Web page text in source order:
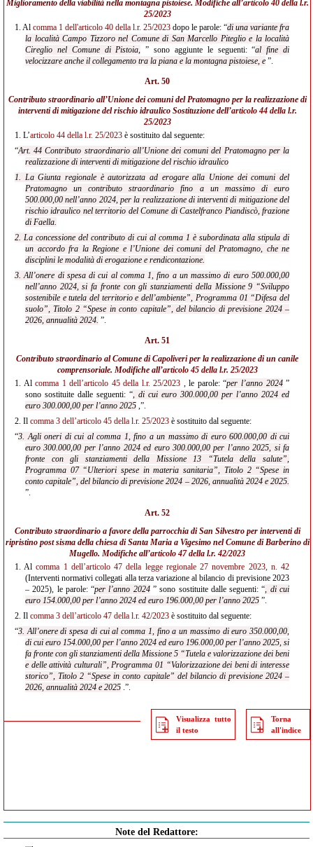
Miglioramento della viabilità nella montagna pistoiese. Modifiche all’articolo 40 della l.r.
25/2023
1. Al comma 1 dell'articolo 40 della l.r. 25/2023 dopo le parole: “di una variante fra
la località Campo Tizzoro nel Comune di San Marcello Piteglio e la località
Cireglio nel Comune di Pistoia, ” sono aggiunte le seguenti: “al fine di
velocizzare anche il collegamento tra la piana e la montagna pistoiese, e ”.
Art. 50
Contributo straordinario all’Unione dei comuni del Pratomagno per la realizzazione di
interventi di mitigazione del rischio idraulico Sostituzione dell’articolo 44 della l.r.
25/2023
1. L’articolo 44 della l.r. 25/2023 è sostituito dal seguente:
“Art. 44 Contributo straordinario all’Unione dei comuni del Pratomagno per la
realizzazione di interventi di mitigazione del rischio idraulico
1. La Giunta regionale è autorizzata ad erogare alla Unione dei comuni del
Pratomagno un contributo straordinario fino a un massimo di euro
500.000,00 nell’anno 2024, per la realizzazione di interventi di mitigazione del
rischio idraulico nel territorio del Comune di Castelfranco Piandiscò, frazione
di Faella.
2. La concessione del contributo di cui al comma 1 è subordinata alla stipula di
un accordo fra la Regione e l’Unione dei comuni del Pratomagno, che ne
disciplini le modalità di erogazione e rendicontazione.
3. All’onere di spesa di cui al comma 1, fino a un massimo di euro 500.000,00
nell’anno 2024, si fa fronte con gli stanziamenti della Missione 9 “Sviluppo
sostenibile e tutela del territorio e dell’ambiente”, Programma 01 “Difesa del
suolo”, Titolo 2 “Spese in conto capitale”, del bilancio di previsione 2024 –
2026, annualità 2024. ”.
Art. 51
Contributo straordinario al Comune di Capoliveri per la realizzazione di un canile
comprensoriale. Modifiche all’articolo 45 della l.r. 25/2023
1. Alcomma 1 dell’articolo 45 della l.r. 25/2023 , le parole: “per l’anno 2024”
sono sostituite dalle seguenti: “, di cui euro 300.000,00 per l’anno 2024 ed
euro 300.000,00 per l’anno 2025 ,”.
2. Il comma 3 dell’articolo 45 della l.r. 25/2023 è sostituito dal seguente:
“3. Agli oneri di cui al comma 1, fino a un massimo di euro 600.000,00 di cui
euro 300.000,00 per l’anno 2024 ed euro 300.000,00 per l’anno 2025, si fa
fronte con gli stanziamenti della Missione 13 “Tutela della salute”,
Programma 07 “Ulteriori spese in materia sanitaria”, Titolo 2 “Spese in
conto capitale”, del bilancio di previsione 2024 – 2026, annualità 2024 e 2025.
”.
Art. 52
Contributo straordinario a favore della parrocchia di San Silvestro per interventi di
ripristino post sisma della chiesa di Santa Maria a Vigesimo nel Comune di Barberino di
Mugello. Modifiche all’articolo 47 della l.r. 42/2023
1. Alcomma 1 dell’articolo 47 della legge regionale 27 novembre 2023, n. 42
(Interventi normativi collegati alla terza variazione al bilancio di previsione 2023
– 2025), le parole: “per l’anno 2024” sono sostituite dalle seguenti: “, di cui
euro 154.000,00 per l’anno 2024 ed euro 196.000,00 per l’anno 2025 ”.
2. Il comma 3 dell’articolo 47 della l.r. 42/2023 è sostituito dal seguente:
“3. All’onere di spesa di cui al comma 1, fino a un massimo di euro 350.000,00,
di cui euro 154.000,00 per l’anno 2024 ed euro 196.000,00 per l’anno 2025, si
fa fronte con gli stanziamenti della Missione 5 “Tutela e valorizzazione dei beni
e delle attività culturali”, Programma 01 “Valorizzazione dei beni di interesse
storico”, Titolo 2 “Spese in conto capitale” del bilancio di previsione 2024 –
2026, annualità 2024 e 2025 .”.
Visualizza tutto
il testo
Torna
all'indice
Note del Redattore: